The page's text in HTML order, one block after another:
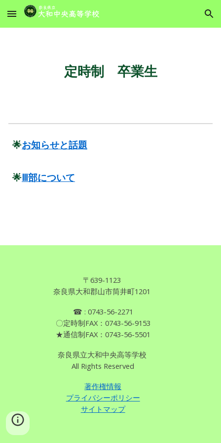
Skip to main content Skip to navigation
定時制 卒業生
🌟お知らせと話題
🌟Ⅲ部について
〒639-1123
奈良県大和郡山市筒井町1201
☎ : 0743-56-2271
〇定時制FAX：0743-56-9153
★通信制FAX：0743-56-5501
奈良県立大和中央高等学校
All Rights Reserved
著作権情報
プライバシーポリシー
サイトマップ